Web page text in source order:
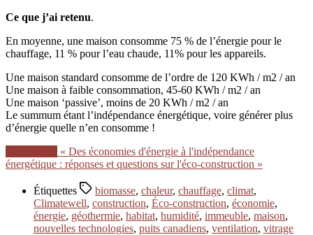
Ce que j’ai retenu.
En moyenne, une maison consomme 75 % de l’énergie pour le
chauffage, 11 % pour l’eau chaude, 11% pour les appareils.
Une maison standard consomme de l’ordre de 120 KWh / m2 / an
Une maison à faible consommation, 45-60 KWh / m2 / an
Une maison ‘passive’, moins de 20 KWh / m2 / an
Le summum étant l’indépendance énergétique, voire générer plus
d’énergie quelle n’en consomme !
« Des économies d'énergie à l'indépendance
énergétique : réponses et questions sur l'éco-construction »
Étiquettes biomasse, chaleur, chauffage, climat,
Climatewell, construction, Éco-construction, économie,
énergie, géothermie, habitat, humidité, immeuble, maison,
nouvelles technologies, puits canadiens, ventilation, vitrage